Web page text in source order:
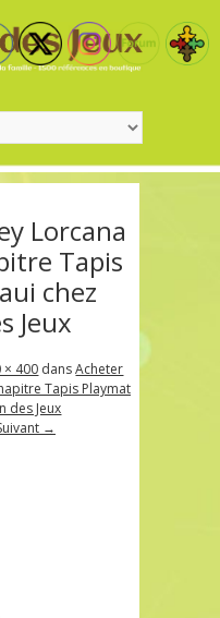
Lorcana
Tapis
chez
Jeux
× 400 dansAcheter
Tapis Playmat
des Jeux
→